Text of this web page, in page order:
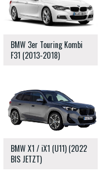
BMW 3er Touring Kombi
F31 (2013-2018)
BMW X1 / iX1 (U11) (2022
BIS JETZT)